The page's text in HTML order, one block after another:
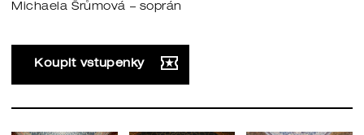
Michaela Šrůmová – soprán
Koupit vstupenky